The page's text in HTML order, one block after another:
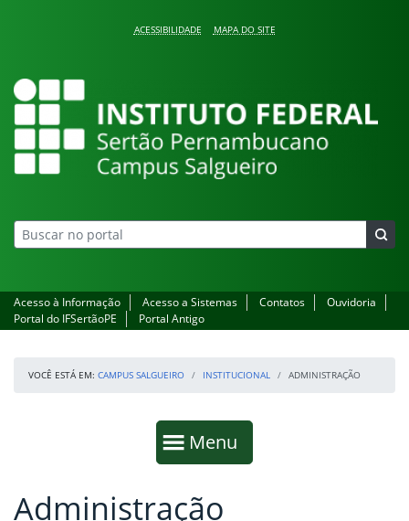
ACESSIBILIDADE MAPA DO SITE
Campus Salgueiro
Acesso à Informação Acesso a Sistemas Contatos
Ouvidoria
Portal do IFSertãoPE
Portal Antigo
VOCÊ ESTÁ EM: CAMPUS SALGUEIRO INSTITUCIONAL ADMINISTRAÇÃO
Mostrar
Menu
Fim da navegação
Início do conteúdo
Administração